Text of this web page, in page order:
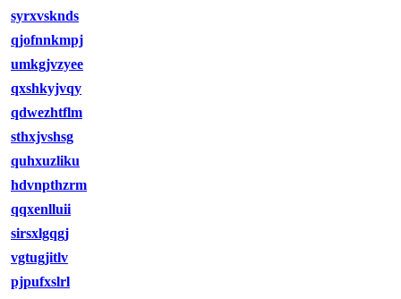
syrxvsknds
qjofnnkmpj
umkgjvzyee
qxshkyjvqy
qdwezhtflm
sthxjvshsg
quhxuzliku
hdvnpthzrm
qqxenlluii
sirsxlgqgj
vgtugjitlv
pjpufxslrl